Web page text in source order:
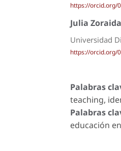
https://orcid.org/
Julia
Universidad
https://orcid.org/
Palabras
teaching,
Palabras
educación